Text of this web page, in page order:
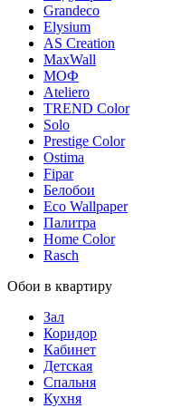
Grandeco
Elysium
AS Creation
MaxWall
МОФ
Ateliero
TREND Color
Solo
Prestige Color
Ostima
Fipar
Белобои
Eco Wallpaper
Палитра
Home Color
Rasch
Обои в квартиру
Зал
Коридор
Кабинет
Детская
Спальня
Кухня